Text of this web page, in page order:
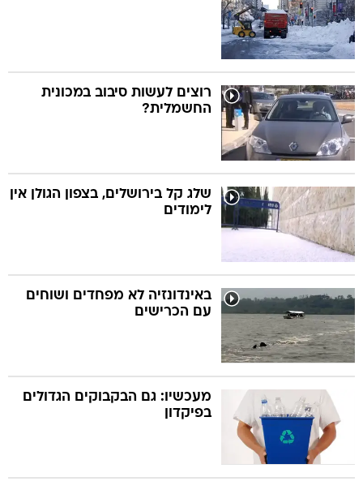
רוצים לעשות סיבוב במכונית
החשמלית?
שלג קל בירושלים, בצפון הגולן אין
לימודים
באינדונזיה לא מפחדים ושוחים
עם הכרישים
מעכשיו: גם הבקבוקים הגדולים
בפיקדון